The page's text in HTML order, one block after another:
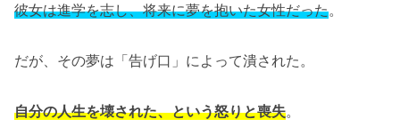
彼女は進学を志し、将来に夢を抱いた女性だった。
だが、その夢は「告げ口」によって潰された。
自分の人生を壊された、という怒りと喪失。